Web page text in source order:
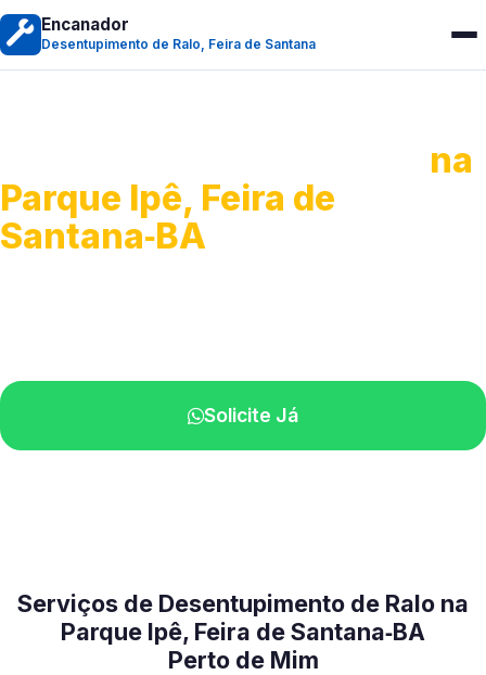
Encanador
Desentupimento de Ralo, Feira de Santana
na
Parque Ipê, Feira de
Santana‑BA
Solicite Já
Serviços de Desentupimento de Ralo na
Parque Ipê, Feira de Santana‑BA
Perto de Mim